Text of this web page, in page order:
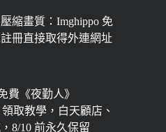
縮畫質：Imghippo 免
冊直接取得外連網址
費《夜勤人》
領取教學，白天顧店、
8/10 前永久保留